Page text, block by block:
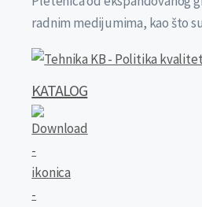
radnim medijumima, kao što
KATALOG